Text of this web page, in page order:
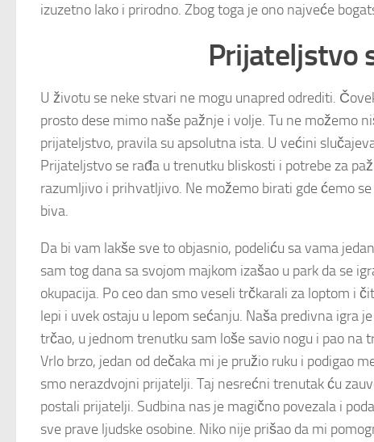
izuzetno lako i prirodno. Zbog toga je ono najveće
Prijateljstvo
U životu se neke stvari ne mogu unapred odrediti.
prosto dese mimo naše pažnje i volje. Tu ne možemo
prijateljstvo, pravila su apsolutna ista. U većini
Prijateljstvo se rađa u trenutku bliskosti i potrebe za
razumljivo i prihvatljivo. Ne možemo birati gde ćemo
biva.
Da bi vam lakše sve to objasnio, podeliću sa vama
sam tog dana sa svojom majkom izašao u park da se
okupacija. Po ceo dan smo veseli trčkarali za loptom i
lepi i uvek ostaju u lepom sećanju. Naša predivna igra
trčao, u jednom trenutku sam loše savio nogu i pao na
Vrlo brzo, jedan od dečaka mi je pružio ruku i podigao
smo nerazdvojni prijatelji. Taj nesrećni trenutak ću
postali prijatelji. Sudbina nas je magično povezala i
sve prave ljudske osobine. Niko nije prišao da mi